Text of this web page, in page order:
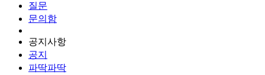
질문
문의함
공지사항
공지
파딱파딱